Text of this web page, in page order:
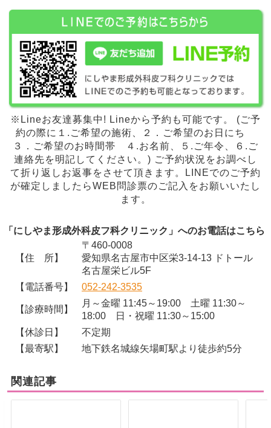
※Lineお友達募集中! Lineから予約も可能です。 (ご予
約の際に１.ご希望の施術、２．ご希望のお日にち
３．ご希望のお時間帯 ４.お名前、５.ご年令、６.ご
連絡先を明記してください。) ご予約状況をお調べし
て折り返しお返事をさせて頂きます。LINEでのご予約
が確定しましたらWEB問診票のご記入をお願いいたし
ます。
「にしやま形成外科皮フ科クリニック」へのお電話はこちら
【住 所】
〒460-0008
愛知県名古屋市中区栄3-14-13 ドトール
名古屋栄ビル5F
【電話番号】
052-242-3535
【診療時間】
月～金曜 11:45～19:00 土曜 11:30～
18:00 日・祝曜 11:30～15:00
【休診日】
不定期
【最寄駅】
地下鉄名城線矢場町駅より徒歩約5分
関連記事